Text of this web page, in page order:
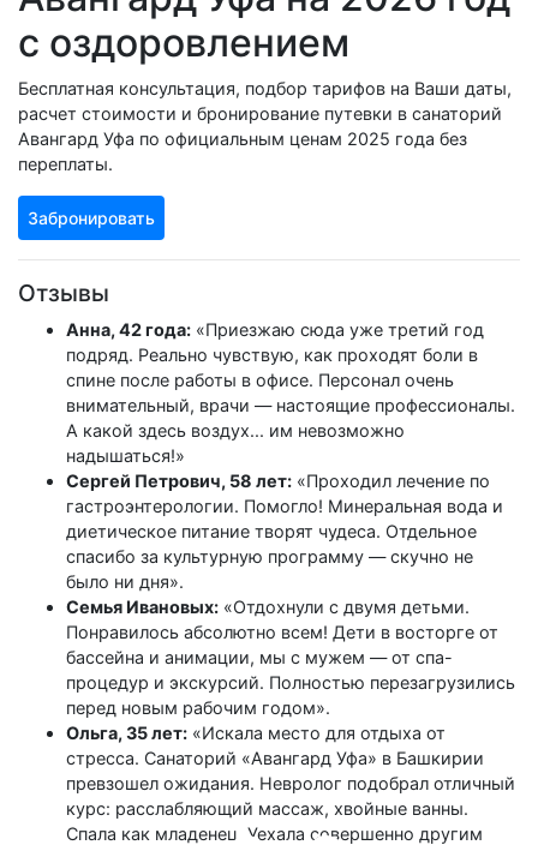
с оздоровлением
Бесплатная консультация, подбор тарифов на Ваши даты,
расчет стоимости и бронирование путевки в санаторий
Авангард Уфа по официальным ценам 2025 года без
переплаты.
Забронировать
Отзывы
Анна, 42 года: «Приезжаю сюда уже третий год
подряд. Реально чувствую, как проходят боли в
спине после работы в офисе. Персонал очень
внимательный, врачи — настоящие профессионалы.
А какой здесь воздух... им невозможно
надышаться!»
Сергей Петрович, 58 лет: «Проходил лечение по
гастроэнтерологии. Помогло! Минеральная вода и
диетическое питание творят чудеса. Отдельное
спасибо за культурную программу — скучно не
было ни дня».
Семья Ивановых: «Отдохнули с двумя детьми.
Понравилось абсолютно всем! Дети в восторге от
бассейна и анимации, мы с мужем — от спа-
процедур и экскурсий. Полностью перезагрузились
перед новым рабочим годом».
Ольга, 35 лет: «Искала место для отдыха от
стресса. Санаторий «Авангард Уфа» в Башкирии
превзошел ожидания. Невролог подобрал отличный
курс: расслабляющий массаж, хвойные ванны.
Спала как младенец. Уехала совершенно другим